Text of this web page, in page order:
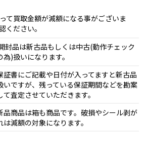
て買取金額が減額になる事がございま
ください。
為)扱いになります。
証書にご記載や日付が入ってますと新古品
いですが、残っている保証期間などを勘案
て査定させていただきます。
品商品は箱も商品です。破損やシール剥が
は減額の対象になります。